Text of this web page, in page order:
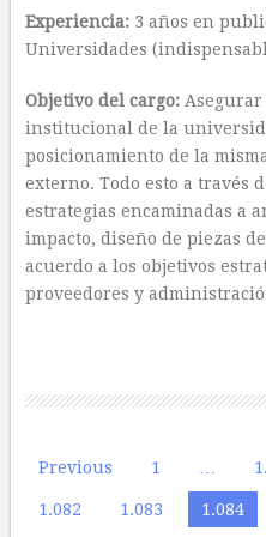
Experiencia:3 años en
Universidades
Objetivo del cargo:
institucional de la
posicionamiento de la
externo. Todo esto a través
estrategias encaminadas a
impacto, diseño de piezas
acuerdo a los objetivos
proveedores y
Paginación
de
Previous 1
1.082 1.083 1.084